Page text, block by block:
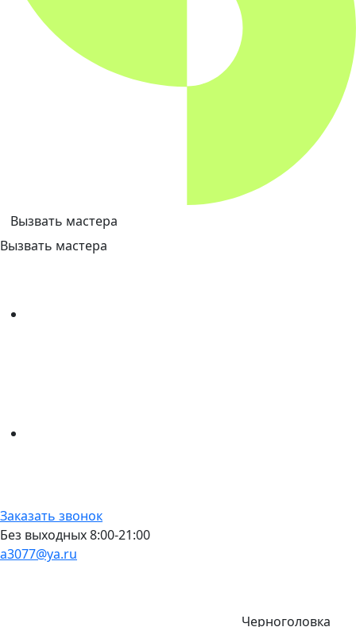
Вызвать мастера
Вызвать мастера
Заказать звонок
Без выходных 8:00-21:00
a3077@ya.ru
Черноголовка